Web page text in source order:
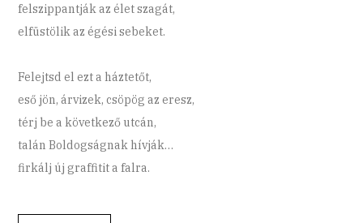
felszippantják az élet szagát,
elfüstölik az égési sebeket.
Felejtsd el ezt a háztetőt,
eső jön, árvizek, csöpög az eresz,
térj be a következő utcán,
talán Boldogságnak hívják…
firkálj új graffitit a falra.